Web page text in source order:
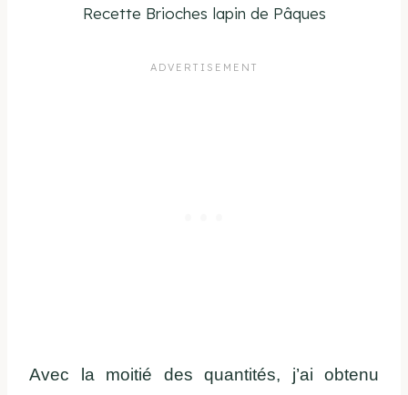
Recette Brioches lapin de Pâques
Avec la moitié des quantités, j’ai obtenu